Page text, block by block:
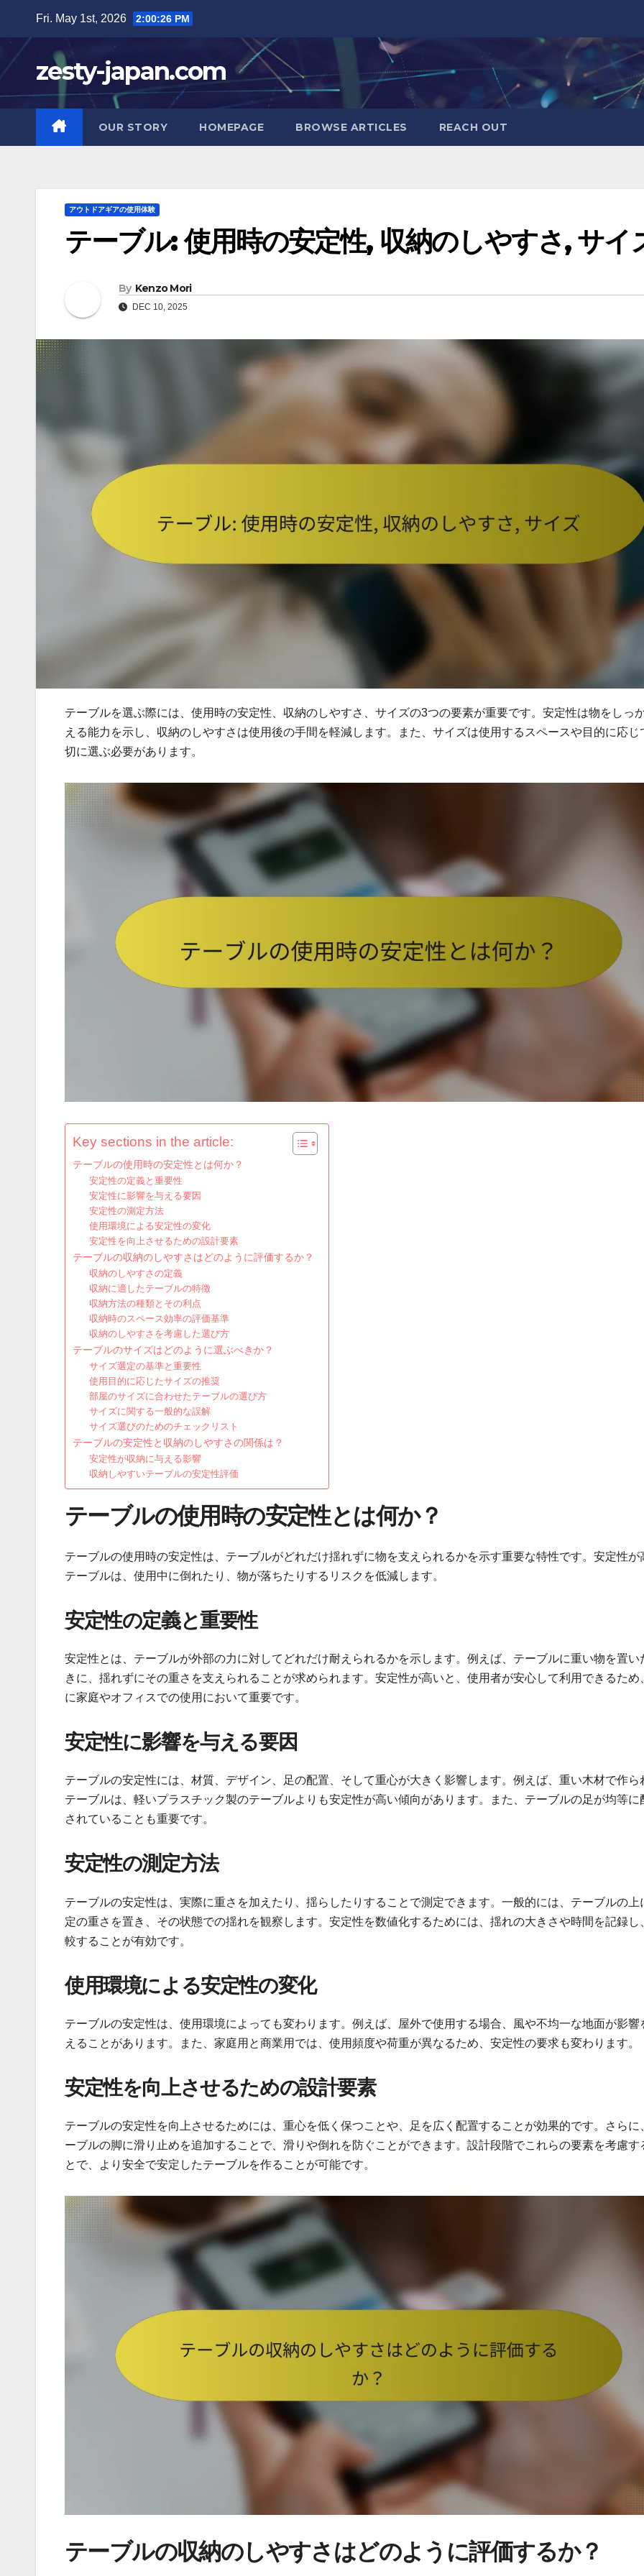
content
Fri. May 1st, 2026 2:00:27 PM
zesty-japan.com
OUR STORY HOMEPAGE BROWSE ARTICLES REACH OUT
アウトドアギアの使用体験
テーブル: 使用時の安定性, 収納のしやすさ, サイ
By Kenzo Mori
DEC 10, 2025
テーブルを選ぶ際には、使用時の安定性、収納のしやすさ、サイズの3つの要素が重要です。安定性は物をしっ
える能力を示し、収納のしやすさは使用後の手間を軽減します。また、サイズは使用するスペースや目的に応じ
切に選ぶ必要があります。
Key sections in the article:
テーブルの使用時の安定性とは何か？
安定性の定義と重要性
安定性に影響を与える要因
安定性の測定方法
使用環境による安定性の変化
安定性を向上させるための設計要素
テーブルの収納のしやすさはどのように評価するか？
収納のしやすさの定義
収納に適したテーブルの特徴
収納方法の種類とその利点
収納時のスペース効率の評価基準
収納のしやすさを考慮した選び方
テーブルのサイズはどのように選ぶべきか？
サイズ選定の基準と重要性
使用目的に応じたサイズの推奨
部屋のサイズに合わせたテーブルの選び方
サイズに関する一般的な誤解
サイズ選びのためのチェックリスト
テーブルの安定性と収納のしやすさの関係は？
安定性が収納に与える影響
収納しやすいテーブルの安定性評価
テーブルの使用時の安定性とは何か？
テーブルの使用時の安定性は、テーブルがどれだけ揺れずに物を支えられるかを示す重要な特性です。安定性が
テーブルは、使用中に倒れたり、物が落ちたりするリスクを低減します。
安定性の定義と重要性
安定性とは、テーブルが外部の力に対してどれだけ耐えられるかを示します。例えば、テーブルに重い物を置い
きに、揺れずにその重さを支えられることが求められます。安定性が高いと、使用者が安心して利用できるため
に家庭やオフィスでの使用において重要です。
安定性に影響を与える要因
テーブルの安定性には、材質、デザイン、足の配置、そして重心が大きく影響します。例えば、重い木材で作ら
テーブルは、軽いプラスチック製のテーブルよりも安定性が高い傾向があります。また、テーブルの足が均等に
されていることも重要です。
安定性の測定方法
テーブルの安定性は、実際に重さを加えたり、揺らしたりすることで測定できます。一般的には、テーブルの上
定の重さを置き、その状態での揺れを観察します。安定性を数値化するためには、揺れの大きさや時間を記録し
較することが有効です。
使用環境による安定性の変化
テーブルの安定性は、使用環境によっても変わります。例えば、屋外で使用する場合、風や不均一な地面が影響
えることがあります。また、家庭用と商業用では、使用頻度や荷重が異なるため、安定性の要求も変わります。
安定性を向上させるための設計要素
テーブルの安定性を向上させるためには、重心を低く保つことや、足を広く配置することが効果的です。さらに
ーブルの脚に滑り止めを追加することで、滑りや倒れを防ぐことができます。設計段階でこれらの要素を考慮す
とで、より安全で安定したテーブルを作ることが可能です。
テーブルの収納のしやすさはどのように評価するか？